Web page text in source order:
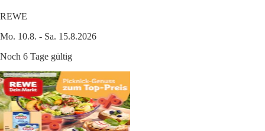
REWE
Mo. 10.8. - Sa. 15.8.2026
Noch 6 Tage gültig